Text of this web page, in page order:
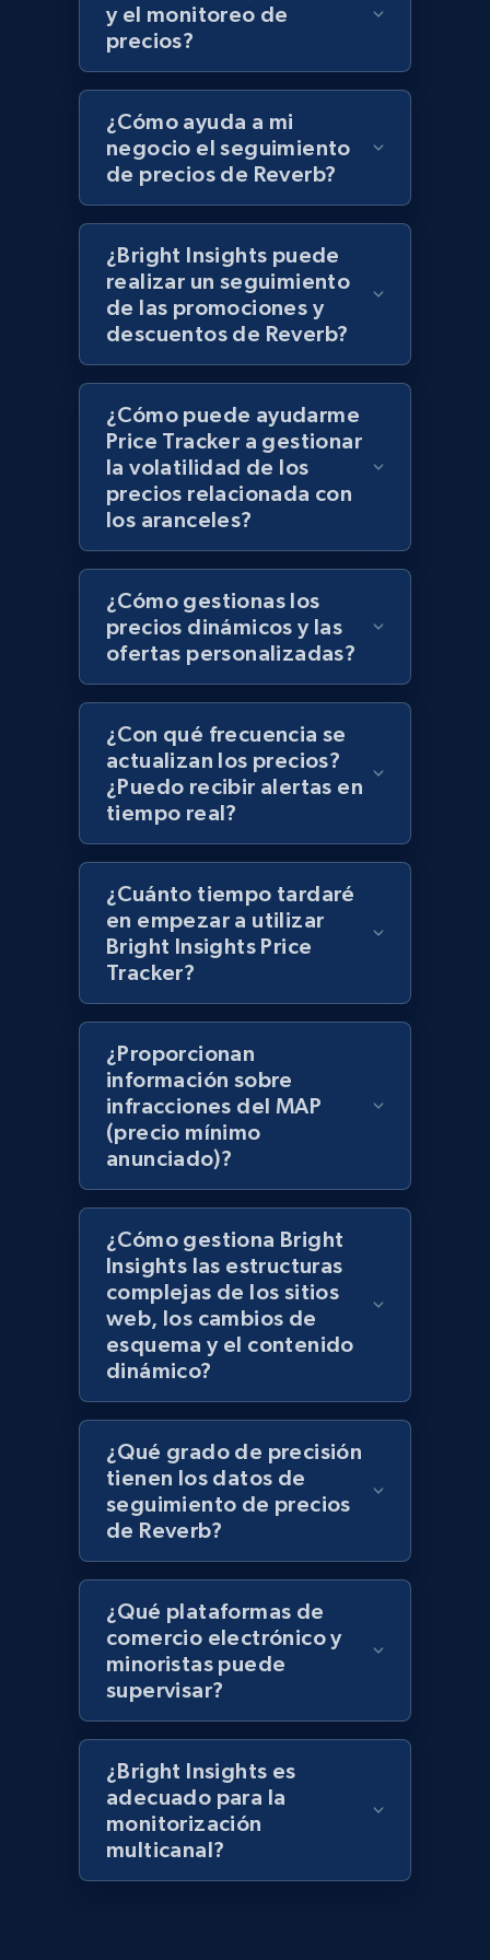
URL, Product id, Title, Product description,
Rating, Reviews count, Initial price, Discount,
and more.
1.3K+ 175+ Comenzar ahora
Zara - Products
Category id, Product id, Product name, Price,
Currency, Colour code, Colour, Description, and
Zara - Products - discovery by category url
1.2K+ Comenzar ahora
Best Buy products
URL, Product id, Title, Images, Final price,
Currency, Discount, Initial price, and more.
1.1K+ 149+ Comenzar ahora
Best Buy products - Collect data on
products using specified keywords
Currency, Discount, Initial price, and more.
1.1K+
URL, Title, Rating, Reviews, Initial price, Final
price, Currency, Stock, and more.
991+ 164+ Comenzar ahora
Lazada - Products - Discover products by
keyword
URL, Title, Rating, Reviews, Initial price, Final
price, Currency, Stock, and more.
Lazada - Products - Discover products by
URL, Title, Rating, Reviews, Initial price, Final
price, Currency, Stock, and more.
991+ 164+
y el monitoreo de
precios?
¿Cómo ayuda a mi
negocio el seguimiento
de precios de Reverb?
¿Bright Insights puede
realizar un seguimiento
de las promociones y
descuentos de Reverb?
¿Cómo puede ayudarme
Price Tracker a gestionar
la volatilidad de los
precios relacionada con
los aranceles?
¿Cómo gestionas los
precios dinámicos y las
ofertas personalizadas?
¿Con qué frecuencia se
actualizan los precios?
¿Puedo recibir alertas en
tiempo real?
¿Cuánto tiempo tardaré
en empezar a utilizar
Bright Insights Price
Tracker?
¿Proporcionan
información sobre
infracciones del MAP
(precio mínimo
anunciado)?
¿Cómo gestiona Bright
Insights las estructuras
complejas de los sitios
web, los cambios de
esquema y el contenido
dinámico?
¿Qué grado de precisión
tienen los datos de
seguimiento de precios
de Reverb?
¿Qué plataformas de
comercio electrónico y
minoristas puede
supervisar?
¿Bright Insights es
adecuado para la
monitorización
multicanal?